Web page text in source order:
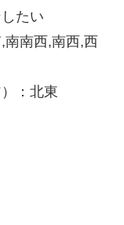
たい
南南西,南西,西
：北東